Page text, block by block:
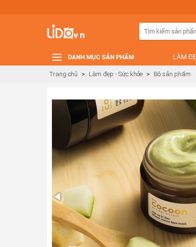
DANH MỤC SẢN PHẨM LÀM
Trang chủ > Làm đẹp - Sức khỏe > Bộ sản phẩm